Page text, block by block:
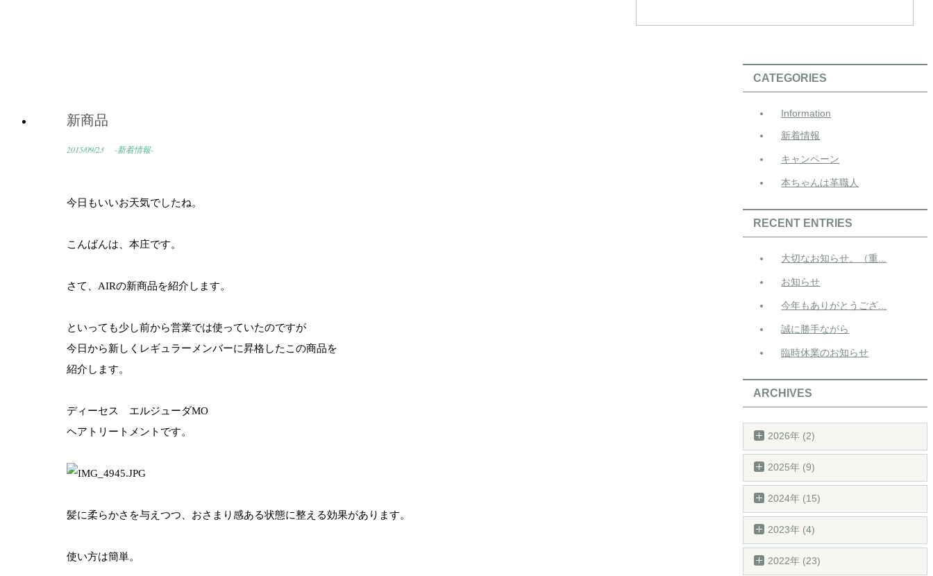
新商品
2015/09/23 -新着情報-
今日もいいお天気でしたね。
こんばんは、本庄です。
さて、AIRの新商品を紹介します。
といっても少し前から営業では使っていたのですが
今日から新しくレギュラーメンバーに昇格したこの商品を
紹介します。
ディーセス エルジューダMO
ヘアトリートメントです。
髪に柔らかさを与えつつ、おさまり感ある状態に整える効果があります。
使い方は簡単。
CATEGORIES
Information
新着情報
キャンペーン
本ちゃんは革職人
RECENT ENTRIES
大切なお知らせ。（重...
お知らせ
今年もありがとうござ...
誠に勝手ながら
臨時休業のお知らせ
ARCHIVES
2026年 (2)
2025年 (9)
2024年 (15)
2023年 (4)
2022年 (23)